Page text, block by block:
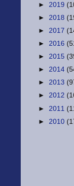
► 2019
► 2018
► 2017
► 2016
► 2015
► 2014
► 2013
► 2012
► 2011
► 2010